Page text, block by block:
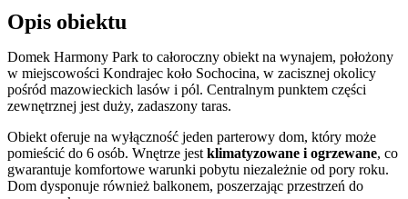
Opis obiektu
Domek Harmony Park to całoroczny obiekt na wynajem, położony
w miejscowości Kondrajec koło Sochocina, w zacisznej okolicy
pośród mazowieckich lasów i pól. Centralnym punktem części
zewnętrznej jest duży, zadaszony taras.
Obiekt oferuje na wyłączność jeden parterowy dom, który może
pomieścić do 6 osób. Wnętrze jestklimatyzowane i ogrzewane, co
gwarantuje komfortowe warunki pobytu niezależnie od pory roku.
Dom dysponuje również balkonem, poszerzając przestrzeń do